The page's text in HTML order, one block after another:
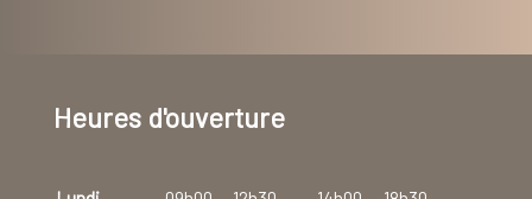
Heures d'ouverture